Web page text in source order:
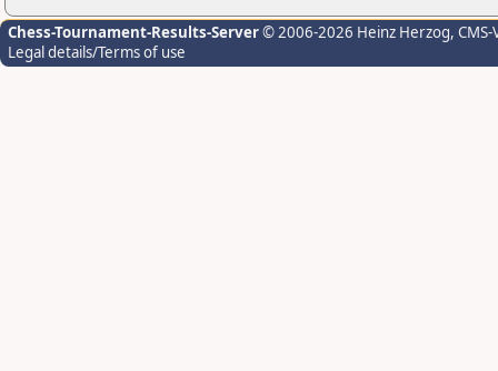
Chess-Tournament-Results-Server© 2006-2026 Heinz Herzog,
Legal details/Terms of use